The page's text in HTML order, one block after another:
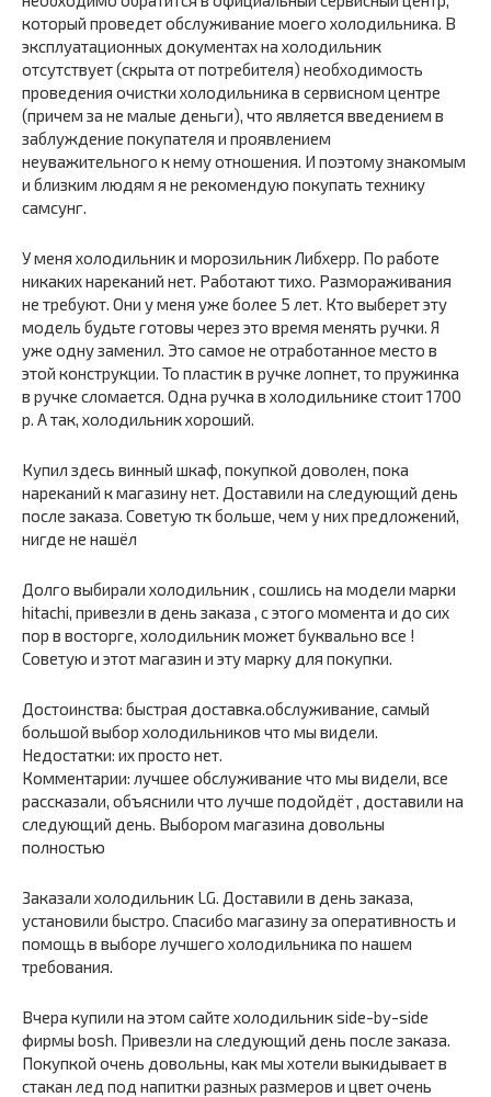
который проведет обслуживание моего холодильника. В
эксплуатационных документах на холодильник
отсутствует (скрыта от потребителя) необходимость
проведения очистки холодильника в сервисном центре
(причем за не малые деньги), что является введением в
заблуждение покупателя и проявлением
неуважительного к нему отношения. И поэтому знакомым
и близким людям я не рекомендую покупать технику
самсунг.
У меня холодильник и морозильник Либхерр. По работе
никаких нареканий нет. Работают тихо. Размораживания
не требуют. Они у меня уже более 5 лет. Кто выберет эту
модель будьте готовы через это время менять ручки. Я
уже одну заменил. Это самое не отработанное место в
этой конструкции. То пластик в ручке лопнет, то пружинка
в ручке сломается. Одна ручка в холодильнике стоит 1700
р. А так, холодильник хороший.
Купил здесь винный шкаф, покупкой доволен, пока
нареканий к магазину нет. Доставили на следующий день
после заказа. Советую тк больше, чем у них предложений,
нигде не нашёл
Долго выбирали холодильник , сошлись на модели марки
hitachi, привезли в день заказа , с этого момента и до сих
пор в восторге, холодильник может буквально все !
Советую и этот магазин и эту марку для покупки.
Достоинства: быстрая доставка.обслуживание, самый
большой выбор холодильников что мы видели.
Недостатки: их просто нет.
Комментарии: лучшее обслуживание что мы видели, все
рассказали, объяснили что лучше подойдёт , доставили на
следующий день. Выбором магазина довольны
полностью
Заказали холодильник LG. Доставили в день заказа,
установили быстро. Спасибо магазину за оперативность и
помощь в выборе лучшего холодильника по нашем
требования.
Вчера купили на этом сайте холодильник side-by-side
фирмы bosh. Привезли на следующий день после заказа.
Покупкой очень довольны, как мы хотели выкидывает в
стакан лед под напитки разных размеров и цвет очень